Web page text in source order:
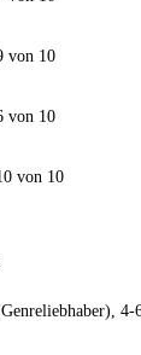
von 10
von 10
von 10